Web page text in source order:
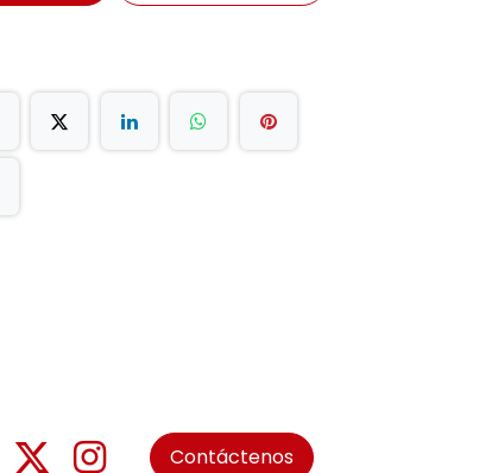
Contáctenos